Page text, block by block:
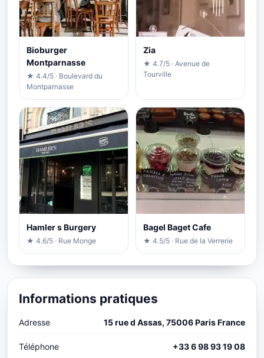
Bioburger
Montparnasse
★ 4.4/5 · Boulevard du
Montparnasse
Zia
★ 4.7/5 · Avenue de
Tourville
Hamler s Burgery
★ 4.6/5 · Rue Monge
Bagel Baget Cafe
★ 4.5/5 · Rue de la Verrerie
Informations pratiques
Adresse 15 rue d Assas, 75006 Paris France
Téléphone +33 6 98 93 19 08